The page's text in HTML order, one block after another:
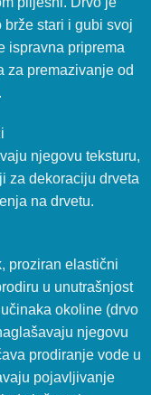
brže stari i gubi svoj
ispravna priprema
za premazivanje od
njegovu teksturu,
za dekoraciju drveta
na drvetu.
proziran elastični
u unutrašnjost
okoline (drvo
njegovu
prodiranje vode u
pojavljivanje